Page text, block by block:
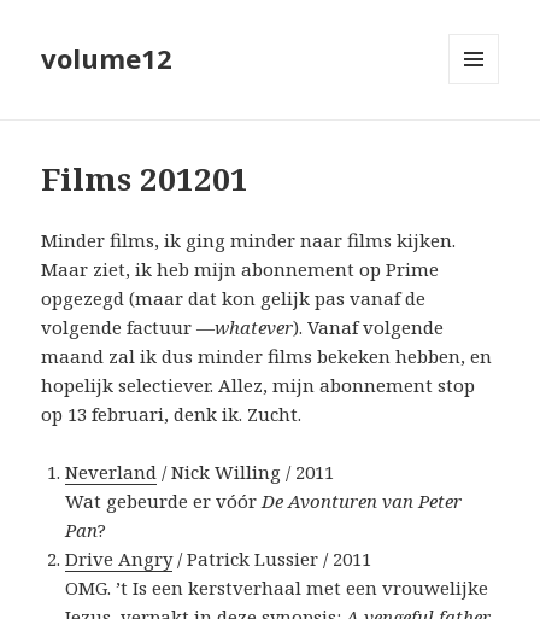
volume12
Films 201201
Minder films, ik ging minder naar films kijken.
Maar ziet, ik heb mijn abonnement op Prime
opgezegd (maar dat kon gelijk pas vanaf de
volgende factuur —whatever). Vanaf volgende
maand zal ik dus minder films bekeken hebben, en
hopelijk selectiever. Allez, mijn abonnement stop
op 13 februari, denk ik. Zucht.
Neverland / Nick Willing / 2011
Wat gebeurde er vóórDe Avonturen van Peter
Pan?
Drive Angry/ Patrick Lussier / 2011
OMG. ’t Is een kerstverhaal met een vrouwelijke